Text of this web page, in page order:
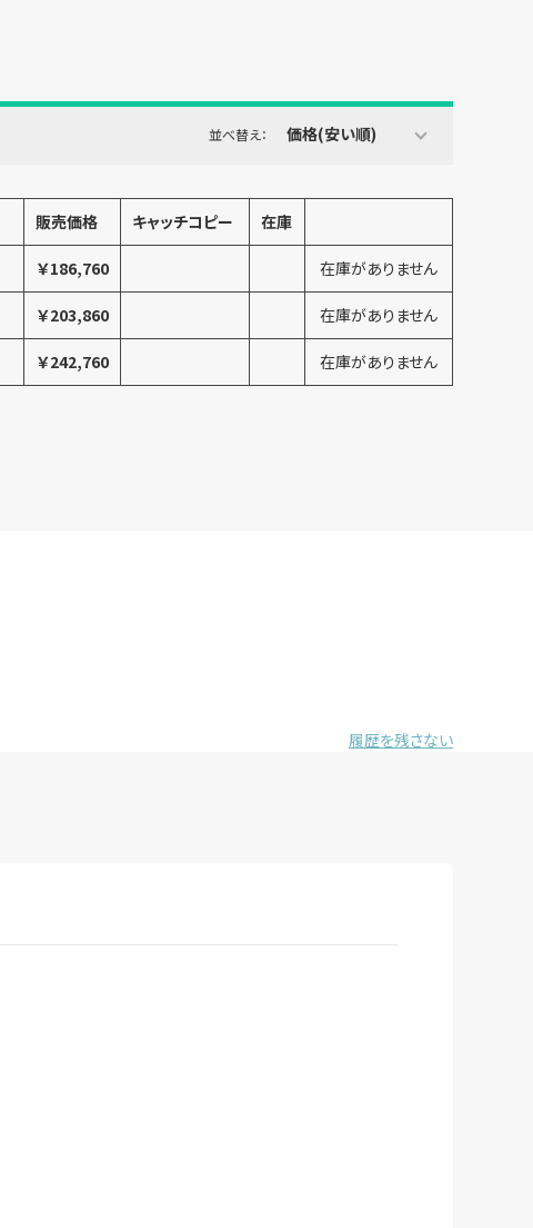
並べ替え： 価格(安い順)
販売価格 キャッチコピー 在庫
￥186,760 在庫がありません
￥203,860 在庫がありません
￥242,760 在庫がありません
履歴を残さない